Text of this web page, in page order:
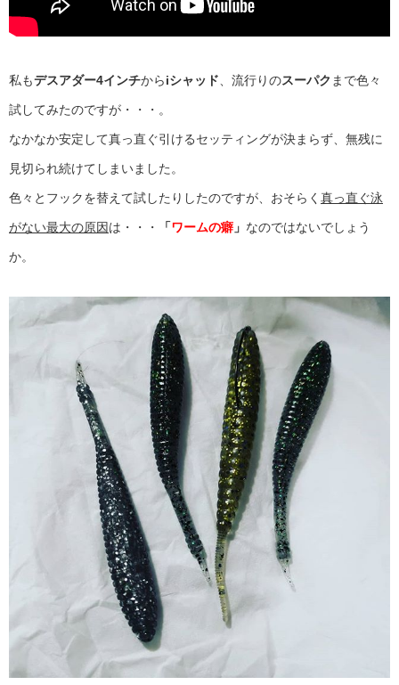
私もデスアダー4インチからiシャッド、流行りのスーパク まで色々
試してみたのですが・・・。
なかなか安定して真っ直ぐ引けるセッティングが決まらず、無残に
見切られ続けてしまいました。
色々とフックを替えて試したりしたのですが、おそらく 真っ直ぐ泳
がない最大の原因は・・・ 「ワームの癖 」 なのではないでしょう
か。